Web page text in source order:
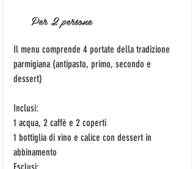
Per 2 persone
Il menu comprende 4 portate della tradizione
parmigiana (antipasto, primo, secondo e
dessert)
Inclusi:
1 acqua, 2 caffè e 2 coperti
1 bottiglia di vino e calice con dessert in
abbinamento